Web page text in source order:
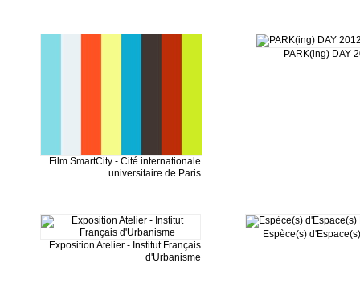
Film SmartCity - Cité internationale
universitaire de Paris
PARK(ing) DAY
Exposition Atelier - Institut Français
d'Urbanisme
Espèce(s)